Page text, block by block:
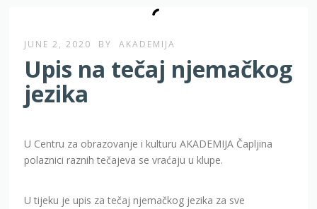
JUNE 2, 2020 BY AKADEMIJA
Upis na tečaj njemačkog
jezika
U Centru za obrazovanje i kulturu AKADEMIJA Čapljina
polaznici raznih tečajeva se vraćaju u klupe.
U tijeku je upis za tečaj njemačkog jezika za sve